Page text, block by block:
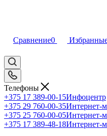
Сравнение0
Телефоны
+375 17 389-00-15Инфоцентр
+375 29 760-00-35Интернет-
+375 25 760-00-05Интернет-
+375 17 389-48-18Интернет-